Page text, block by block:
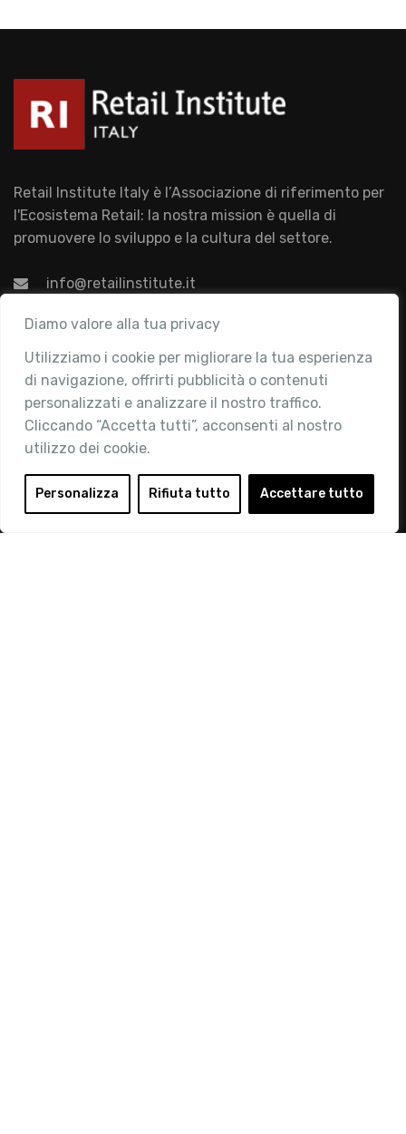
Diamo valore alla tua privacy
Utilizziamo i cookie per migliorare la tua esperienza
di navigazione, offrirti pubblicità o contenuti
personalizzati e analizzare il nostro traffico.
Cliccando “Accetta tutti”, acconsenti al nostro
utilizzo dei cookie.
Personalizza Rifiuta tutto Accettare tutto
Retail Institute Italy è l’Associazione di riferimento per
l'Ecosistema Retail: la nostra mission è quella di
promuovere lo sviluppo e la cultura del settore.
info@retailinstitute.it
Associazione
Chi siamo
Attività
Contatti
Area Riservata
Login
Diventa Socio